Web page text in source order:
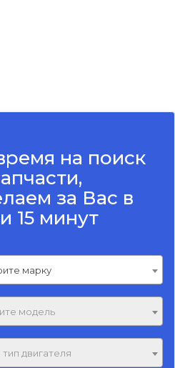
на поиск
за Вас в
15 минут
марку
модель
двигателя